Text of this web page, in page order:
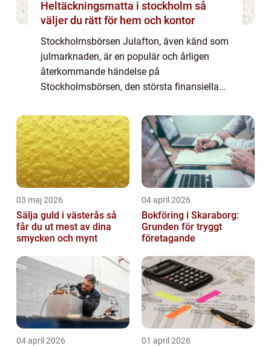
Heltäckningsmatta i stockholm så
väljer du rätt för hem och kontor
Stockholmsbörsen Julafton, även känd som
julmarknaden, är en populär och årligen
återkommande händelse på
Stockholmsbörsen, den största finansiella
särskilt omtyckt bland privatpersoner som är
intresserade av a...
03 maj 2026
Sälja guld i västerås så
får du ut mest av dina
smycken och mynt
04 april 2026
Bokföring i Skaraborg:
Grunden för tryggt
företagande
04 april 2026 01 april 2026